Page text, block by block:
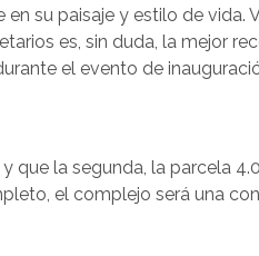
su paisaje y estilo de vida.
es, sin duda, la mejor
el evento de
que la segunda, la parcela
el complejo será una